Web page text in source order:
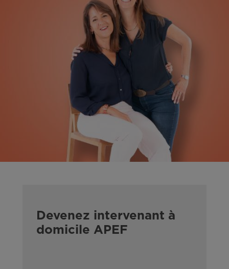
Devenez intervenant à
domicile APEF